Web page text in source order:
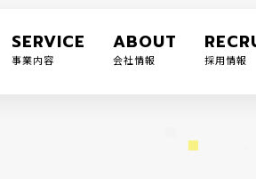
SERVICE
事業内容
ABOUT
会社情報 採用情報